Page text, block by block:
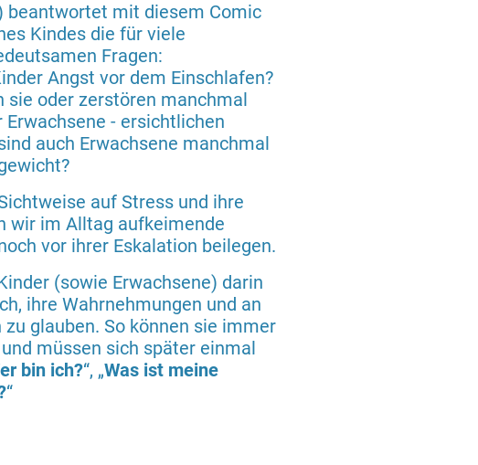
beantwortet mit diesem Comic
Kindes die für viele
Fragen:
Angst vor dem Einschlafen?
sie oder zerstören manchmal
Erwachsene - ersichtlichen
auch Erwachsene manchmal
auf Stress und ihre
wir im Alltag aufkeimende
vor ihrer Eskalation beilegen.
(sowie Erwachsene) darin
ihre Wahrnehmungen und an
glauben. So können sie immer
müssen sich später einmal
bin ich?“, „Was ist meine
“